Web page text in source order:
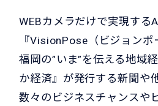
WEBカメラだけで実現する
『VisionPose（ビジョンポ
福岡の”いま”を伝える地域
か経済』が発行する新聞や
数々のビジネスチャンスや